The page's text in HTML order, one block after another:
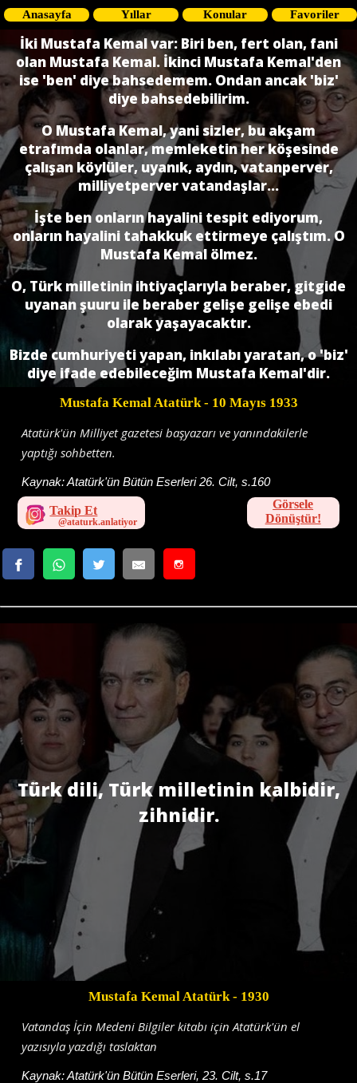
Anasayfa Yıllar Konular Favoriler
İki Mustafa Kemal var: Biri ben, fert olan, fani
olan Mustafa Kemal. İkinci Mustafa Kemal'den
ise 'ben' diye bahsedemem. Ondan ancak 'biz'
diye bahsedebilirim.
O Mustafa Kemal, yani sizler, bu akşam
etrafımda olanlar, memleketin her köşesinde
çalışan köylüler, uyanık, aydın, vatanperver,
milliyetperver vatandaşlar...
İşte ben onların hayalini tespit ediyorum,
onların hayalini tahakkuk ettirmeye çalıştım. O
Mustafa Kemal ölmez.
O, Türk milletinin ihtiyaçlarıyla beraber, gitgide
uyanan şuuru ile beraber gelişe gelişe ebedi
olarak yaşayacaktır.
Bizde cumhuriyeti yapan, inkılabı yaratan, o 'biz'
diye ifade edebileceğim Mustafa Kemal'dir.
Mustafa Kemal Atatürk- 10 Mayıs 1933
Atatürk'ün Milliyet gazetesi başyazarı ve yanındakilerle
yaptığı sohbetten.
Kaynak:Atatürk'ün Bütün Eserleri 26. Cilt, s.160
Takip Et
Görsele
Dönüştür!
Türk dili, Türk milletinin kalbidir,
zihnidir.
Mustafa Kemal Atatürk- 1930
Vatandaş İçin Medeni Bilgiler kitabı için Atatürk'ün el
yazısıyla yazdığı taslaktan
Kaynak:Atatürk'ün Bütün Eserleri, 23. Cilt, s.17